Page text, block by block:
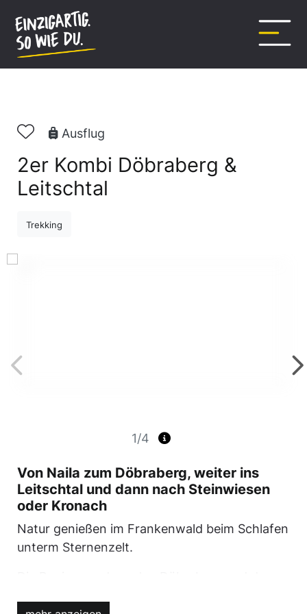
springen
Ausflug
2er Kombi Döbraberg &
Leitschtal
Trekking
1/4
Von Naila zum Döbraberg, weiter ins
Leitschtal und dann nach Steinwiesen
oder Kronach
Natur genießen im Frankenwald beim Schlafen
unterm Sternenzelt.